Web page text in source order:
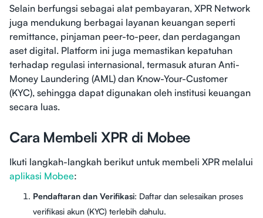
Selain berfungsi sebagai alat pembayaran, XPR Network
juga mendukung berbagai layanan keuangan seperti
remittance, pinjaman peer-to-peer, dan perdagangan
aset digital. Platform ini juga memastikan kepatuhan
terhadap regulasi internasional, termasuk aturan Anti-
Money Laundering (AML) dan Know-Your-Customer
(KYC), sehingga dapat digunakan oleh institusi keuangan
secara luas.
Cara Membeli XPR di Mobee
Ikuti langkah-langkah berikut untuk membeli XPR melalui
aplikasi Mobee:
Pendaftaran dan Verifikasi: Daftar dan selesaikan proses
verifikasi akun (KYC) terlebih dahulu.